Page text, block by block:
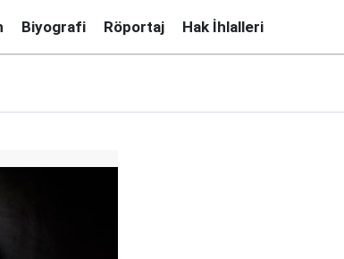
Biyografi Röportaj Hak İhlalleri